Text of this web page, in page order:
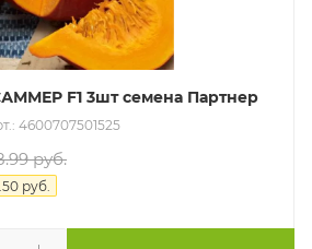
F1 3шт семена Партнер
4600707501525
руб.
руб.